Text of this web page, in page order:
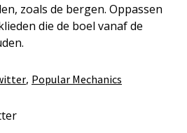
zoals de bergen. Oppassen
die de boel vanaf de
, Popular Mechanics